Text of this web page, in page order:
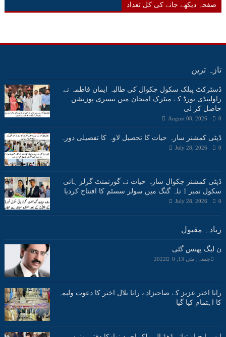
صفحہ دیکھے جانے کی کل تعداد
تازہ ترین
ڈسٹرکٹ پبلک سکول چکوال کی طالبہ ایمان فاطمہ نے
راولپنڈی بورڈ کے میٹرک امتحان میں تیسری پوزیشن
حاصل کر لی
August 08, 2026 0
ڈپٹی کمشنر سارہ حیات کا تحصیل لاوہ کا تفصیلی دورہ
July 28, 2026 0
ڈپٹی کمشنر چکوال سارہ حیات نے گورنمنٹ گرلز ہائی
سکول نمبر 1 تلہ گنگ میں سولر سسٹم کا افتتاح کردیا
July 28, 2026 0
زیادہ مقبول
ن لیگ پھنس گئی
جمعہ, مئی 13, 2022 0
رانا اختر عزیز کے صاحبزادے رانا بلال اختر کا دعوت ولیمہ
کا اہتمام کیا گیا